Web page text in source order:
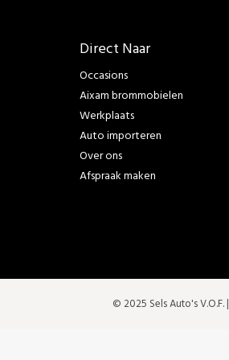
Direct Naar
Occasions
Aixam brommobielen
Werkplaats
Auto importeren
Over ons
Afspraak maken
© 2025 Sels Auto's V.O.F. |